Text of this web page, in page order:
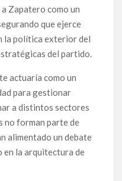
Zapatero como un
que ejerce
la política exterior del
del partido.
actuaría como un
para gestionar
a distintos sectores
no forman parte de
alimentado un debate
en la arquitectura de